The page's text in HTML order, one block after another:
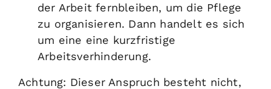
der Arbeit fernbleiben, um die Pflege
zu organisieren. Dann handelt es sich
um eine eine kurzfristige
Arbeitsverhinderung.
Achtung: Dieser Anspruch besteht nicht,